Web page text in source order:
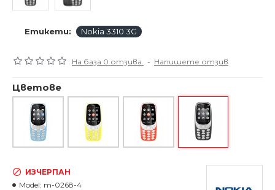
Етикети: Nokia 3310 3G
Цветове
На база 0 отзива. - Напишете отзив
ИЗЧЕРПАН
Model: m-0268-4